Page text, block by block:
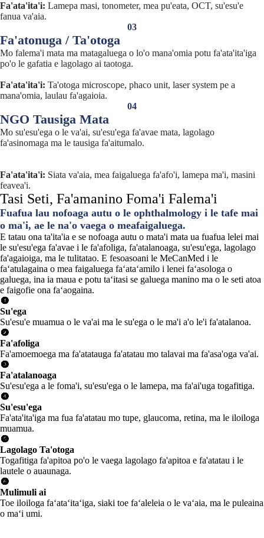
Fa'ata'ita'i: Lamepa masi, tonometer, mea pu'eata, OCT, su'esu'e
fanua va'aia.
03
Fa'atonuga / Ta'otoga
Mo falema'i mata ma matagaluega o lo'o mana'omia potu fa'ata'ita'iga
po'o le gafatia e lagolago ai taotoga.
Fa'ata'ita'i: Ta'otoga microscope, phaco unit, laser system pe a
mana'omia, laulau fa'agaioia.
04
NGO Tausiga Mata
Mo su'esu'ega o le va'ai, su'esu'ega fa'avae mata, lagolago
fa'asinomaga ma le tausiga fa'aitumalo.
Fa'ata'ita'i: Siata va'aia, mea faigaluega fa'afo'i, lamepa ma'i, masini
feavea'i.
Tasi Seti, Fa'amanino Foma'i Falema'i
Fuafua lau nofoaga autu o le ophthalmology i le tafe mai
o ma'i, ae le na'o vaega o meafaigaluega.
E tatau ona ta'ita'ia e se nofoaga autu o mata'i mata ua fuafua lelei mai
le su'esu'ega fa'avae i le fa'afoliga, fa'atalanoaga, su'esu'ega, lagolago
fa'agaioiga, ma le tulitatao. E fesoasoani le MeCanMed i le
faʻatulagaina o mea faigaluega faʻataʻamilo i lenei faʻasologa o
galuega, ina ia maua e potu taʻitasi se galuega manino ma o le seti atoa
e faigofie ona faʻaogaina.
Su'ega
Su'esu'e muamua o le va'ai ma le su'ega o le ma'i a'o le'i fa'atalanoa.
Fa'afoliga
Fa'amoemoega ma fa'atatauga fa'atatau mo talavai ma fa'asa'oga va'ai.
Fa'atalanoaga
Su'esu'ega a le foma'i, su'esu'ega o le lamepa, ma fa'ai'uga togafitiga.
Su'esu'ega
Fa'ata'ita'iga ma fua fa'atatau mo tupe, glaucoma, retina, ma le iloiloga
muamua.
Lagolago Ta'otoga
Togafitiga fa'apitoa po'o le vaega lagolago fa'apitoa e fa'atatau i le
lautele o auaunaga.
Mulimuli ai
Toe iloiloga faʻataʻitaʻiga, siaki toe faʻaleleia o le vaʻaia, ma le puleaina
o maʻi umi.